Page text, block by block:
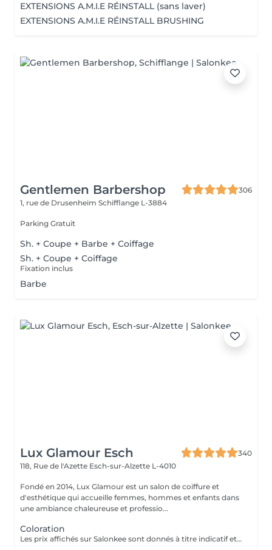
EXTENSIONS A.M.I.E RÉINSTALL (sans laver)
EXTENSIONS A.M.I.E RÉINSTALL BRUSHING
Gentlemen Barbershop
306
1, rue de Drusenheim Schifflange L-3884
Parking Gratuit
Sh. + Coupe + Barbe + Coiffage
Sh. + Coupe + Coiffage
Fixation inclus
Barbe
Lux Glamour Esch
340
118, Rue de l'Azette Esch-sur-Alzette L-4010
Fondé en 2014, Lux Glamour est un salon de coiffure et
d'esthétique qui accueille femmes, hommes et enfants dans
une ambiance chaleureuse et professio...
Coloration
Les prix affichés sur Salonkee sont donnés à titre indicatif et représentent les tarifs de base. Ceux-ci peuvent varier en fonction du diagnostic effectué lors de votre arrivée au salon et de l'expertise du professionnel à qui vous confiez vos soins de beauté. Dans tout les cas, un devis détaillé vous sera proposé et toute prestation sera réalisée avec votre accord.